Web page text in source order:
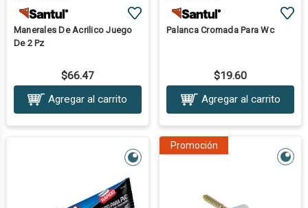
Manerales De Acrilico Juego
De 2 Pz
$66.47
Agregar al carrito
Palanca Cromada Para Wc
$19.60
Agregar al carrito
Promoción